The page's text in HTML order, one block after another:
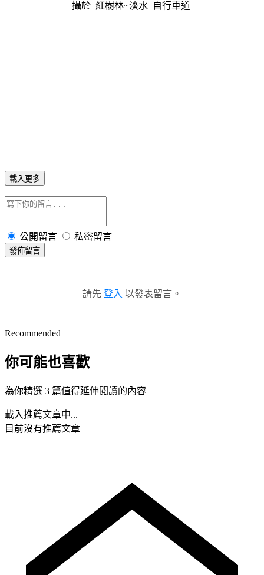
攝於 紅樹林~淡水 自行車道
載入更多
公開留言 私密留言
發佈留言
請先 登入 以發表留言。
Recommended
你可能也喜歡
為你精選 3 篇值得延伸閱讀的內容
載入推薦文章中...
目前沒有推薦文章